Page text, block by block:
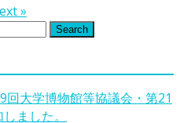
»
Search
回大学博物館等協議会・第21
ました。